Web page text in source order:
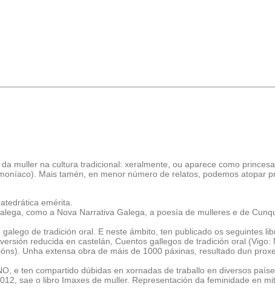
muller na cultura tradicional: xeralmente, ou aparece como
Mais tamén, en menor número de relatos, podemos atopar
emérita.
como a Nova Narrativa Galega, a poesía de mulleres e de
de tradición oral. E neste ámbito, ten publicado os seguintes
reducida en castelán, Cuentos gallegos de tradición oral (Vigo:
Unha extensa obra de máis de 1000 páxinas, resultado dun
e ten compartido dúbidas en xornadas de traballo en diversos
sae o libro Imaxes de muller. Representación da feminidade en